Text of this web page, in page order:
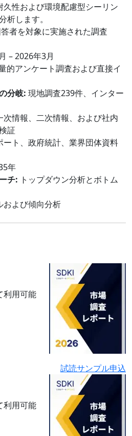
久性および環境配慮型シーリン
析します。
者を対象に実施された調査
– 2026年3月
的アンケート調査および直接イ
分岐: 現地調査239件、インター
次情報、二次情報、および社内
証
ート、政府統計、業界団体資料
年
チ: トップダウン分析とボトム
および傾向分析
利用可能
試読サンプル申込
利用可能